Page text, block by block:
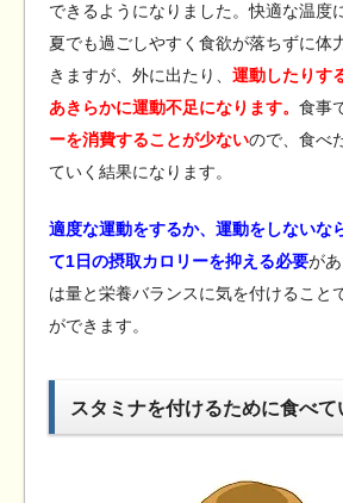
できるようになりました。快適な温度
夏でも過ごしやすく食欲が落ちずに体
きますが、外に出たり、 運動したりす
あきらかに運動不足になります。 食事
ーを消費することが少ないので、食べ
ていく結果になります。
適度な運動をするか、運動をしないな
て1日の摂取カロリーを抑える必要が
は量と栄養バランスに気を付けること
ができます。
スタミナを付けるために食べて